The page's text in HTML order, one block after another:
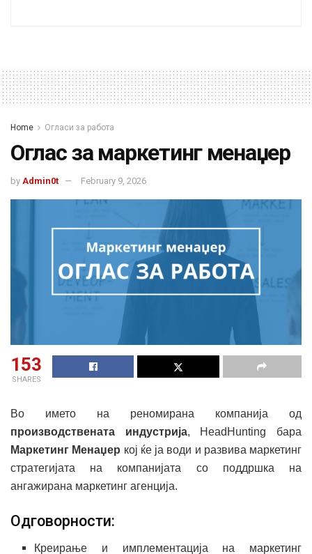
Home Огласи за работа
Оглас за маркетинг менаџер
by Admin0t February 9, 2026
153
SHARES
Во името на реномирана компанија од
производствената индустрија, HeadHunting бара
Маркетинг Менаџер кој ќе ја води и развива маркетинг
стратегијата на компанијата со поддршка на
ангажирана маркетинг агенција.
Одговорности:
Креирање и имплементација на маркетинг